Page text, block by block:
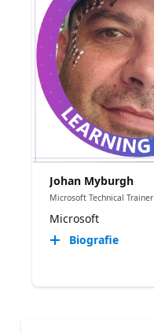
Johan Myburgh
Microsoft Technical Trainer
Microsoft
Biografie